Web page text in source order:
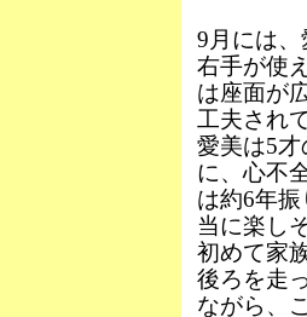
9月には
右手が使
は座面が
工夫され
愛美は5
に、心不
は約6年
当に楽し
初めて家
後ろを走
ながら、